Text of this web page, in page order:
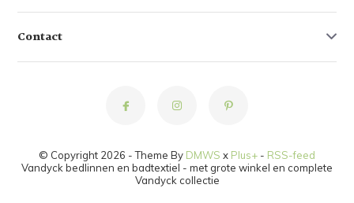
Contact
© Copyright 2026 - Theme By DMWS x Plus+ - RSS-feed
Vandyck bedlinnen en badtextiel - met grote winkel en complete
Vandyck collectie